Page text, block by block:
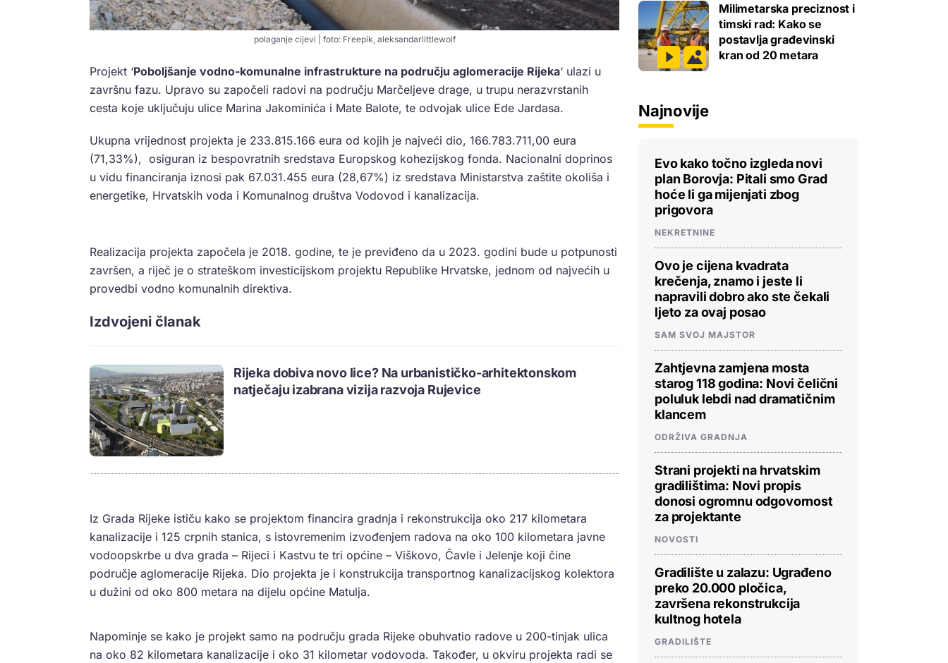
polaganje cijevi | foto: Freepik, aleksandarlittlewolf
Projekt ‘Poboljšanje vodno-komunalne infrastrukture na području aglomeracije Rijeka‘ ulazi u
završnu fazu. Upravo su započeli radovi na području Marčeljeve drage, u trupu nerazvrstanih
cesta koje uključuju ulice Marina Jakominića i Mate Balote, te odvojak ulice Ede Jardasa.
Ukupna vrijednost projekta je 233.815.166 eura od kojih je najveći dio, 166.783.711,00 eura
(71,33%), osiguran iz bespovratnih sredstava Europskog kohezijskog fonda. Nacionalni doprinos
u vidu financiranja iznosi pak 67.031.455 eura (28,67%) iz sredstava Ministarstva zaštite okoliša i
energetike, Hrvatskih voda i Komunalnog društva Vodovod i kanalizacija.
Realizacija projekta započela je 2018. godine, te je previđeno da u 2023. godini bude u potpunosti
završen, a riječ je o strateškom investicijskom projektu Republike Hrvatske, jednom od najvećih u
provedbi vodno komunalnih direktiva.
Izdvojeni članak
Rijeka dobiva novo lice? Na urbanističko-arhitektonskom
natječaju izabrana vizija razvoja Rujevice
Iz Grada Rijeke ističu kako se projektom financira gradnja i rekonstrukcija oko 217 kilometara
kanalizacije i 125 crpnih stanica, s istovremenim izvođenjem radova na oko 100 kilometara javne
vodoopskrbe u dva grada – Rijeci i Kastvu te tri općine – Viškovo, Čavle i Jelenje koji čine
područje aglomeracije Rijeka. Dio projekta je i konstrukcija transportnog kanalizacijskog kolektora
u dužini od oko 800 metara na dijelu općine Matulja.
Napominje se kako je projekt samo na području grada Rijeke obuhvatio radove u 200-tinjak ulica
na oko 82 kilometara kanalizacije i oko 31 kilometar vodovoda. Također, u okviru projekta radi se
Milimetarska preciznost i
timski rad: Kako se
postavlja građevinski
kran od 20 metara
Najnovije
Evo kako točno izgleda novi
plan Borovja: Pitali smo Grad
hoće li ga mijenjati zbog
prigovora
NEKRETNINE
Ovo je cijena kvadrata
krečenja, znamo i jeste li
napravili dobro ako ste čekali
ljeto za ovaj posao
SAM SVOJ MAJSTOR
Zahtjevna zamjena mosta
starog 118 godina: Novi čelični
poluluk lebdi nad dramatičnim
klancem
ODRŽIVA GRADNJA
Strani projekti na hrvatskim
gradilištima: Novi propis
donosi ogromnu odgovornost
za projektante
NOVOSTI
Gradilište u zalazu: Ugrađeno
preko 20.000 pločica,
završena rekonstrukcija
kultnog hotela
GRADILIŠTE